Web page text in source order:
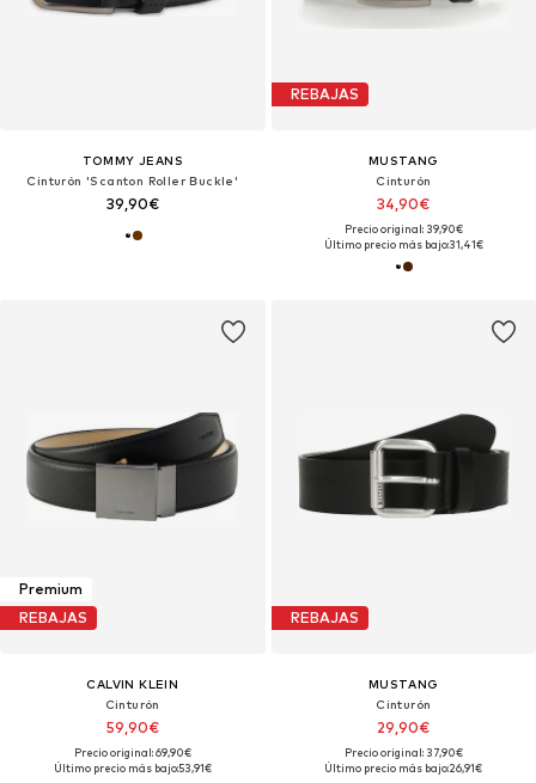
TOMMY JEANS
Cinturón 'Scanton Roller Buckle'
39,90€
REBAJAS
MUSTANG
Cinturón
34,90€
Precio original: 39,90€
Último precio más bajo:31,41€
Premium
REBAJAS
CALVIN KLEIN
Cinturón
59,90€
Precio original: 69,90€
Último precio más bajo:53,91€
REBAJAS
MUSTANG
Cinturón
29,90€
Precio original: 37,90€
Último precio más bajo:26,91€